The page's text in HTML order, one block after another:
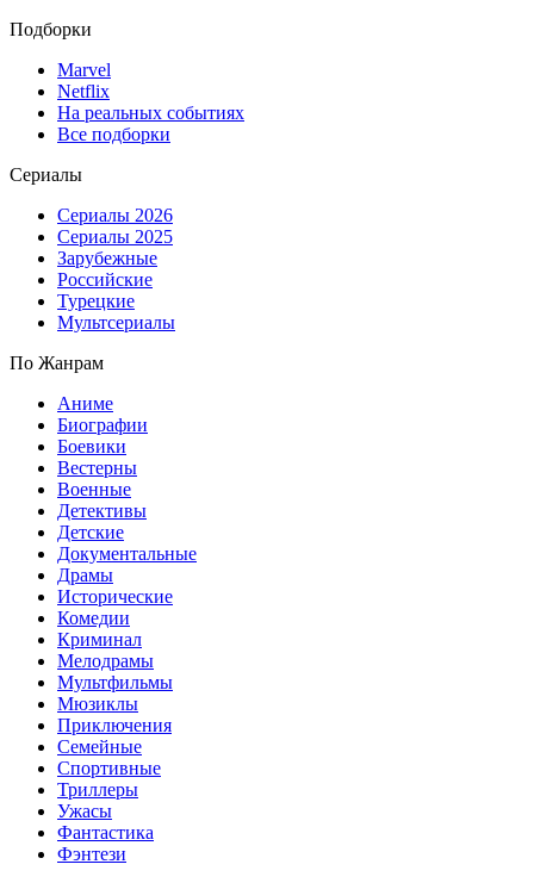
Подборки
Marvel
Netflix
На реальных событиях
Все подборки
Сериалы
Сериалы 2026
Сериалы 2025
Зарубежные
Российские
Турецкие
Мультсериалы
По Жанрам
Аниме
Биографии
Боевики
Вестерны
Военные
Детективы
Детские
Документальные
Драмы
Исторические
Комедии
Криминал
Мелодрамы
Мультфильмы
Мюзиклы
Приключения
Семейные
Спортивные
Триллеры
Ужасы
Фантастика
Фэнтези